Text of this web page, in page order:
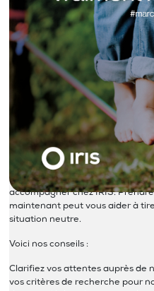
IRIS INDEX –
Actuellement, le marché
et une demande relativement
pour les acheteurs et les
vous cherchiez à acheter ou à
accompagner chez IRIS.
maintenant peut vous aider à
situation neutre.
Voici nos conseils :
Clarifiez vos attentes auprès de
vos critères de recherche pour